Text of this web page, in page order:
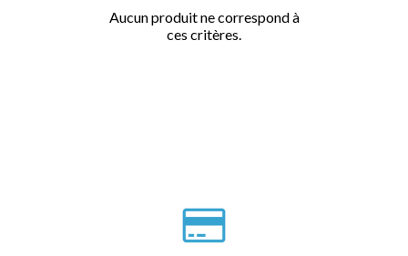
Aucun produit ne correspond à
ces critères.